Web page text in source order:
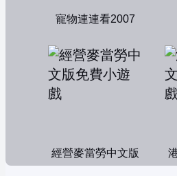
寵物連連看2007
經營麥當勞中文版